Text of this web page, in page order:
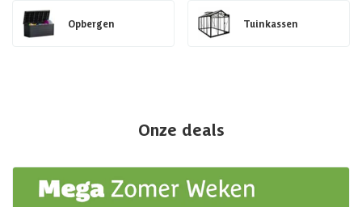
Opbergen Tuinkassen
Onze deals